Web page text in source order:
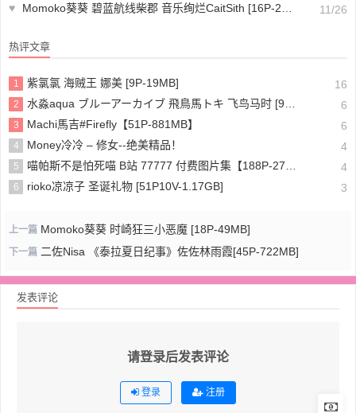
♥
Momoko葵葵 碧蓝航线柴郡 音乐绚烂CaitSith [16P-22MB] 11/26
热评文章
1 紫氯氯 海贼王 娜美 [9P-19MB] 16
2 水淼aqua ブルーアーカイブ 飛鳥馬トキ 飞鸟马时 [91P-96MB] 6
3 Machi馬吉#Firefly【51P-881MB】 6
4 Money冷冷 – 修女--绝美精品！ 4
5 喵帕斯不是怕死喵 B站 77777 付费图片集【188P-275MB】 4
6 rioko凉凉子 圣诞礼物 [51P10V-1.17GB] 3
上一篇 Momoko葵葵 时崎狂三小恶魔 [18P-49MB]
下一篇 二佐Nisa 《泰拉夏日纪事》佐佐林雨霞[45P-722MB]
发表评论
请登录后发表评论
登录 注册